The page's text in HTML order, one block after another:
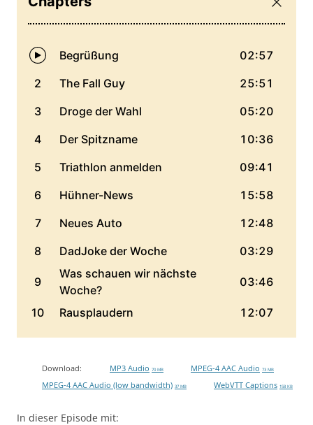
Download: MP3 Audio 70 MB MPEG-4 AAC Audio 73 MB
MPEG-4 AAC Audio (low bandwidth) 37 MB WebVTT Captions 158 KB
In dieser Episode mit: